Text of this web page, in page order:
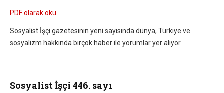
PDF olarak oku
Sosyalist İşçi gazetesinin yeni sayısında dünya, Türkiye ve
sosyalizm hakkında birçok haber ile yorumlar yer alıyor.
Sosyalist İşçi 446. sayı